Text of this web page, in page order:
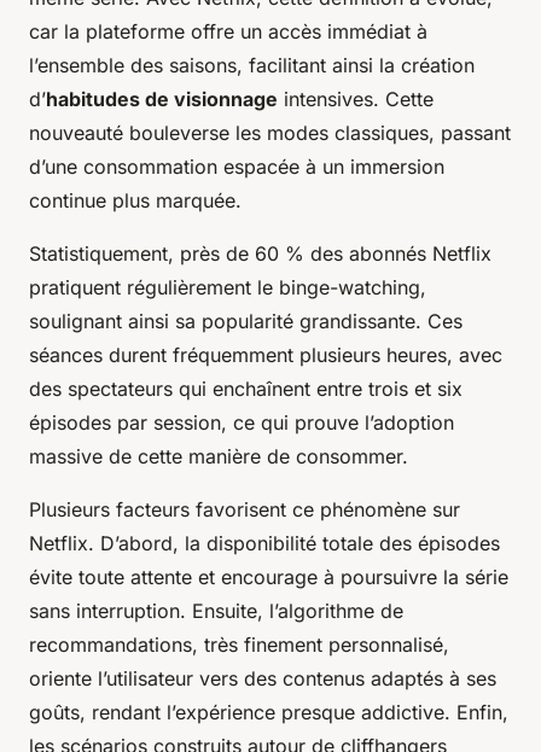
car la plateforme offre un accès immédiat à
l’ensemble des saisons, facilitant ainsi la création
d’habitudes de visionnage intensives. Cette
nouveauté bouleverse les modes classiques, passant
d’une consommation espacée à un immersion
continue plus marquée.
Statistiquement, près de 60 % des abonnés Netflix
pratiquent régulièrement le binge-watching,
soulignant ainsi sa popularité grandissante. Ces
séances durent fréquemment plusieurs heures, avec
des spectateurs qui enchaînent entre trois et six
épisodes par session, ce qui prouve l’adoption
massive de cette manière de consommer.
Plusieurs facteurs favorisent ce phénomène sur
Netflix. D’abord, la disponibilité totale des épisodes
évite toute attente et encourage à poursuivre la série
sans interruption. Ensuite, l’algorithme de
recommandations, très finement personnalisé,
oriente l’utilisateur vers des contenus adaptés à ses
goûts, rendant l’expérience presque addictive. Enfin,
les scénarios construits autour de cliffhangers